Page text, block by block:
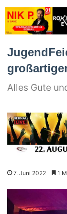
Alles Gute
7. Juni 2022 1